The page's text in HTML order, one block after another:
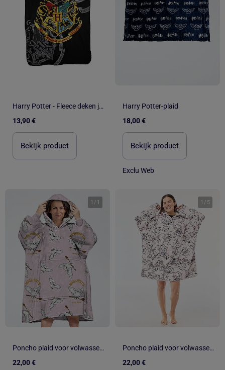
Harry Potter - Fleece deken jongen
13,90 €
Bekijk product
Harry Potter-plaid
18,00 €
Bekijk product
Exclu Web
1 / 1
Poncho plaid voor volwassenen 'Harry Potter'
22,00 €
1 / 5
Poncho plaid voor volwassenen 'Harry Potter'
22,00 €